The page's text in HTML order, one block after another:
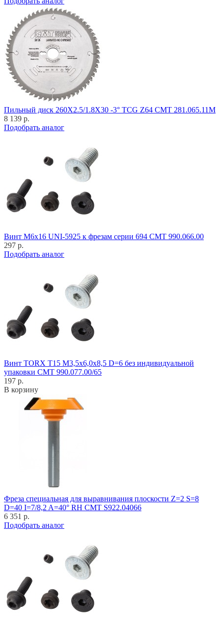
Пильный диск 260X2.5/1.8X30 -3° TCG Z64 CMT 281.065.11M
8 139 р.
Подобрать аналог
Винт M6x16 UNI-5925 к фрезам серии 694 CMT 990.066.00
297 р.
Подобрать аналог
Винт TORX T15 M3,5x6,0x8,5 D=6 без индивидуальной
упаковки CMT 990.077.00/65
197 р.
В корзину
Фреза специальная для выравнивания плоскости Z=2 S=8
D=40 I=7/8,2 A=40° RH CMT S922.04066
6 351 р.
Подобрать аналог